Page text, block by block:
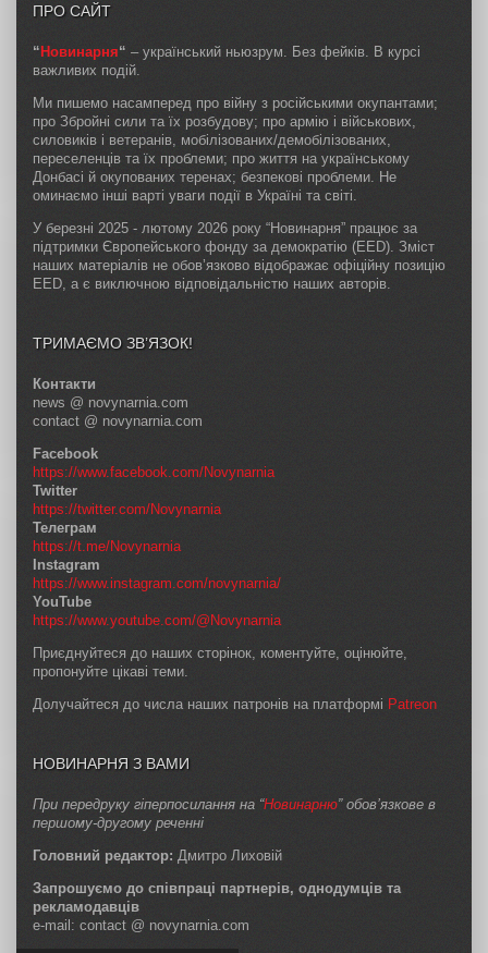
ПРО САЙТ
“Новинарня“ – український ньюзрум. Без фейків. В курсі
важливих подій.
Ми пишемо насамперед про війну з російськими окупантами;
про Збройні сили та їх розбудову; про армію і військових,
силовиків і ветеранів, мобілізованих/демобілізованих,
переселенців та їх проблеми; про життя на українському
Донбасі й окупованих теренах; безпекові проблеми. Не
оминаємо інші варті уваги події в Україні та світі.
У березні 2025 - лютому 2026 року “Новинарня” працює за
підтримки Європейського фонду за демократію (EED). Зміст
наших матеріалів не обов’язково відображає офіційну позицію
EED, а є виключною відповідальністю наших авторів.
ТРИМАЄМО ЗВ’ЯЗОК!
Контакти
news @ novynarnia.com
contact @ novynarnia.com
Facebook
https://www.facebook.com/Novynarnia
Twitter
https://twitter.com/Novynarnia
Телеграм
https://t.me/Novynarnia
Instagram
https://www.instagram.com/novynarnia/
YouTube
https://www.youtube.com/@Novynarnia
Приєднуйтеся до наших сторінок, коментуйте, оцінюйте,
пропонуйте цікаві теми.
Долучайтеся до числа наших патронів на платформі Patreon
НОВИНАРНЯ З ВАМИ
При передруку гіперпосилання на “Новинарню” обов’язкове в
першому-другому реченні
Головний редактор: Дмитро Лиховій
Запрошуємо до співпраці партнерів, однодумців та
рекламодавців
e-mail: contact @ novynarnia.com